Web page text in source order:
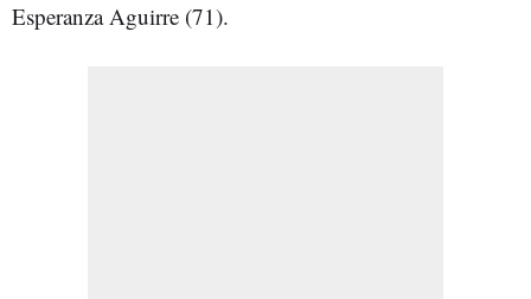
Esperanza Aguirre (71).